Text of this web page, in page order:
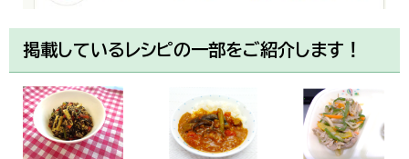
掲載しているレシピの一部をご紹介します！